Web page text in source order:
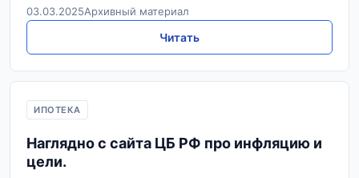
03.03.2025Архивный материал
Читать
ИПОТЕКА
Наглядно с сайта ЦБ РФ про инфляцию и
цели.